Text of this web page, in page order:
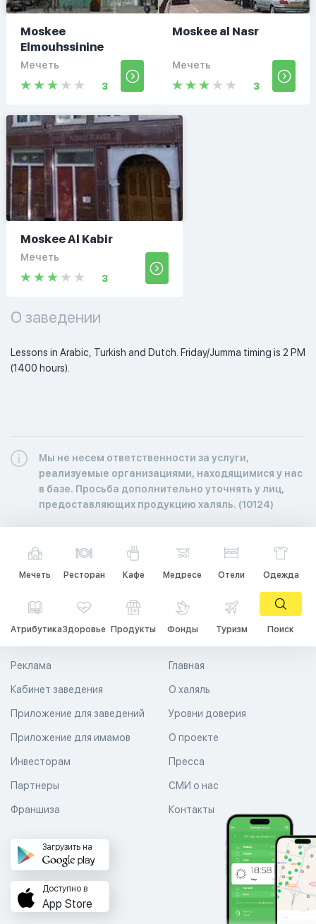
Moskee
Elmouhssinine
Мечеть
3
Moskee al Nasr
Мечеть
3
Moskee Al Kabir
Мечеть
3
О заведении
Lessons in Arabic, Turkish and Dutch. Friday/Jumma timing is 2 PM
(1400 hours).
Мы не несем ответственности за услуги,
реализуемые организациями, находящимися у нас
в базе. Просьба дополнительно уточнять у лиц,
предоставляющих продукцию халяль. (10124)
Мечеть Ресторан Кафе Медресе Отели Одежда
АтрибутикаЗдоровье Продукты Фонды Туризм Поиск
Главная
О халяль
Уровни доверия
Реклама
Кабинет заведения
Приложение для заведений
Приложение для имамов О проекте
Пресса
СМИ о нас
Контакты
Инвесторам
Партнеры
Франшиза
Загрузить на
Доступно в
App Store